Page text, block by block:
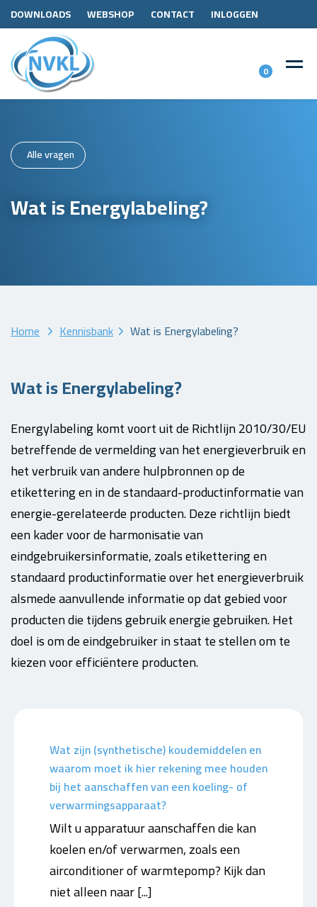
DOWNLOADS WEBSHOP CONTACT INLOGGEN
0
Alle vragen
Wat is Energylabeling?
Home Kennisbank Wat is Energylabeling?
Wat is Energylabeling?
Energylabeling komt voort uit de Richtlijn 2010/30/EU
betreffende de vermelding van het energieverbruik en
het verbruik van andere hulpbronnen op de
etikettering en in de standaard-productinformatie van
energie-gerelateerde producten. Deze richtlijn biedt
een kader voor de harmonisatie van
eindgebruikersinformatie, zoals etikettering en
standaard productinformatie over het energieverbruik
alsmede aanvullende informatie op dat gebied voor
producten die tijdens gebruik energie gebruiken. Het
doel is om de eindgebruiker in staat te stellen om te
kiezen voor efficiëntere producten.
Wat zijn (synthetische) koudemiddelen en
waarom moet ik hier rekening mee houden
bij het aanschaffen van een koeling- of
verwarmingsapparaat?
Wilt u apparatuur aanschaffen die kan
koelen en/of verwarmen, zoals een
airconditioner of warmtepomp? Kijk dan
niet alleen naar [...]